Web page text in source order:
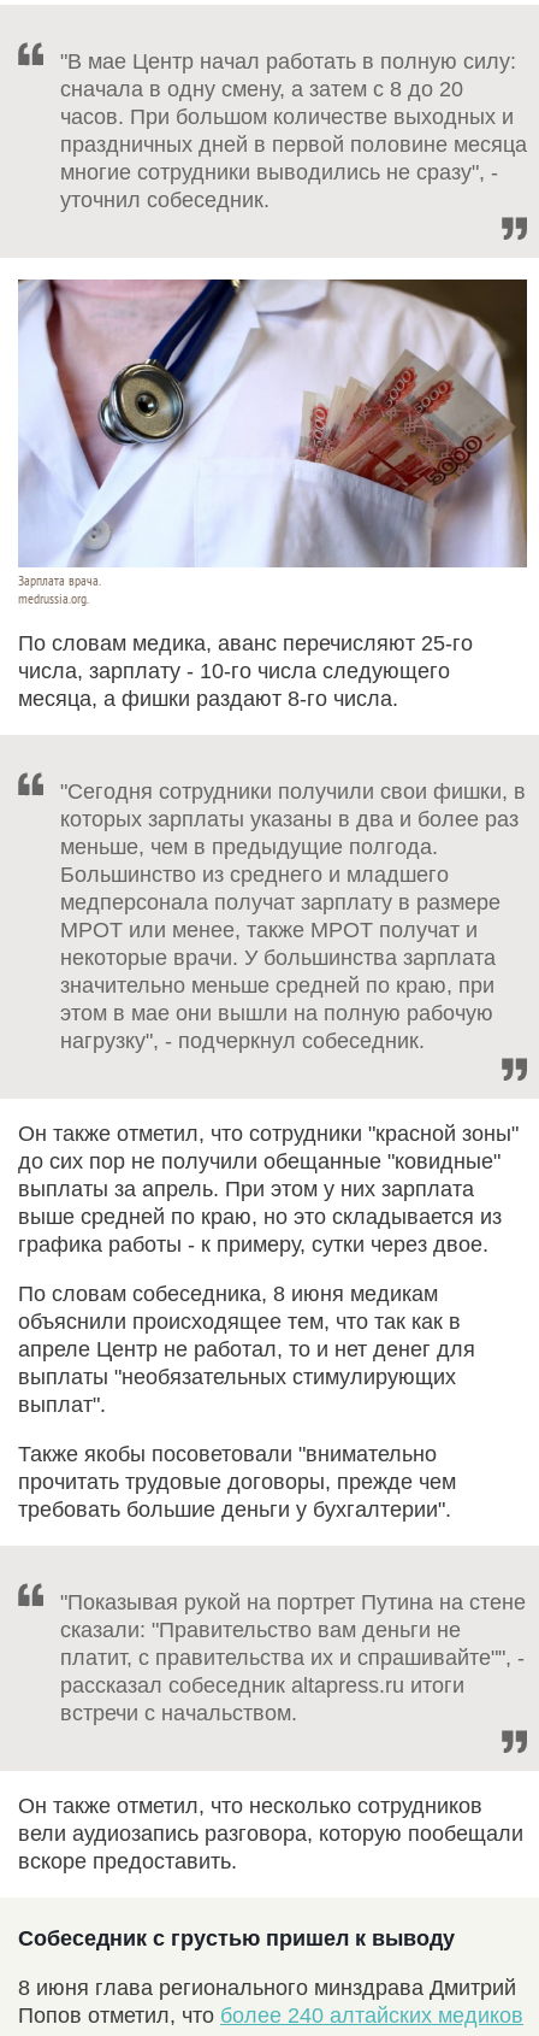
"В мае Центр начал работать в полную силу:
сначала в одну смену, а затем с 8 до 20
часов. При большом количестве выходных и
праздничных дней в первой половине месяца
многие сотрудники выводились не сразу", -
уточнил собеседник.
Зарплата врача.
medrussia.org.
По словам медика, аванс перечисляют 25-го
числа, зарплату - 10-го числа следующего
месяца, а фишки раздают 8-го числа.
"Сегодня сотрудники получили свои фишки, в
которых зарплаты указаны в два и более раз
меньше, чем в предыдущие полгода.
Большинство из среднего и младшего
медперсонала получат зарплату в размере
МРОТ или менее, также МРОТ получат и
некоторые врачи. У большинства зарплата
значительно меньше средней по краю, при
этом в мае они вышли на полную рабочую
нагрузку", - подчеркнул собеседник.
Он также отметил, что сотрудники "красной зоны"
до сих пор не получили обещанные "ковидные"
выплаты за апрель. При этом у них зарплата
выше средней по краю, но это складывается из
графика работы - к примеру, сутки через двое.
По словам собеседника, 8 июня медикам
объяснили происходящее тем, что так как в
апреле Центр не работал, то и нет денег для
выплаты "необязательных стимулирующих
выплат".
Также якобы посоветовали "внимательно
прочитать трудовые договоры, прежде чем
требовать большие деньги у бухгалтерии".
"Показывая рукой на портрет Путина на стене
сказали: "Правительство вам деньги не
платит, с правительства их и спрашивайте"", -
рассказал собеседник altapress.ru итоги
встречи с начальством.
Он также отметил, что несколько сотрудников
вели аудиозапись разговора, которую пообещали
вскоре предоставить.
Собеседник с грустью пришел к выводу
8 июня глава регионального минздрава Дмитрий
Попов отметил, что более 240 алтайских медиков